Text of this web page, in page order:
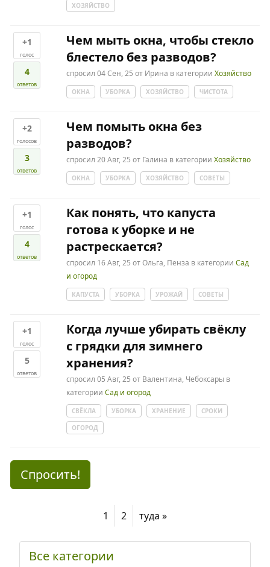
ХОЗЯЙСТВО
+1
голос
4
ответов
Чем мыть окна, чтобы стекло
блестело без разводов?
спросил 04 Сен, 25 от Ирина в категорииХозяйство
ОКНА УБОРКА ХОЗЯЙСТВО ЧИСТОТА
+2
голосов
3
ответов
Чем помыть окна без
разводов?
спросил 20 Авг, 25 от Галина в категорииХозяйство
ОКНА УБОРКА ХОЗЯЙСТВО СОВЕТЫ
+1
голос
4
ответов
Как понять, что капуста
готова к уборке и не
растрескается?
спросил 16 Авг, 25 отОльга, Пенза в категорииСад
и огород
КАПУСТА УБОРКА УРОЖАЙ СОВЕТЫ
+1
голос
5
ответов
Когда лучше убирать свёклу
с грядки для зимнего
хранения?
спросил 05 Авг, 25 от Валентина, Чебоксары в
категорииСад и огород
СВЁКЛА УБОРКА ХРАНЕНИЕ
СРОКИ
ОГОРОД
Спросить!
1 2 туда »
Все категории